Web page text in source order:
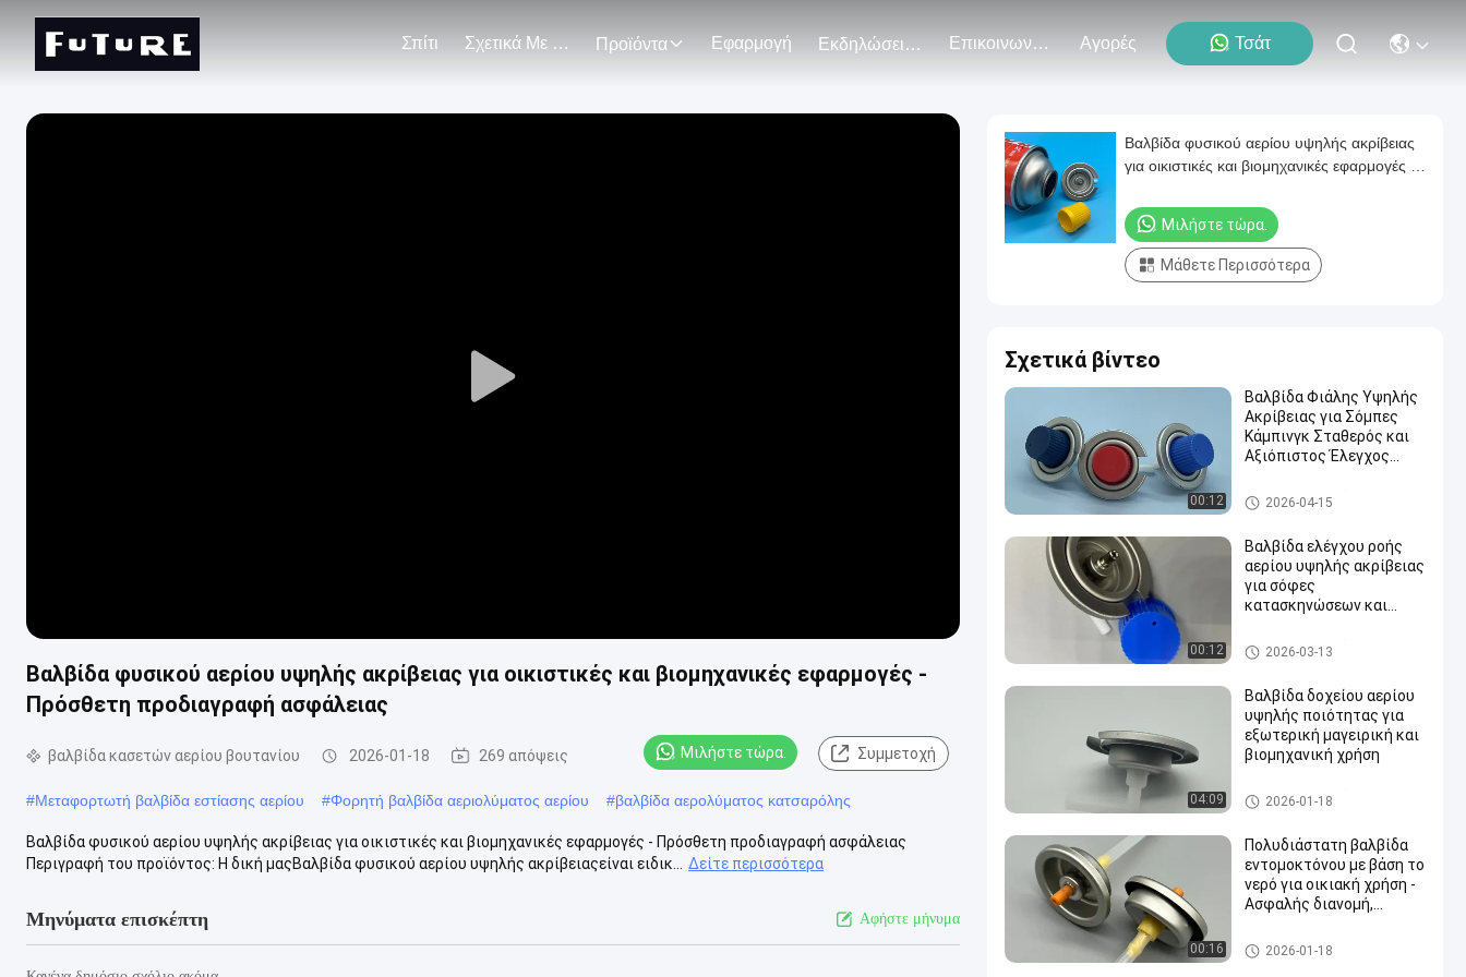
Σπίτι Σχετικά Με Εμάς Προϊόντα Εφαρμογή Εκδηλώσεις Επικοινωνήστε Μαζί Μας Αγορές Τσάτ
Play
Βαλβίδα φυσικού αερίου υψηλής ακρίβειας για οικιστικές και βιομηχανικές εφαρμογές -
Πρόσθετη προδιαγραφή ασφάλειας
βαλβίδα κασετών αερίου βουτανίου 2026-01-18 269 απόψεις Μιλήστε τώρα. Συμμετοχή
#Μεταφορτωτή βαλβίδα εστίασης αερίου #Φορητή βαλβίδα αεριολύματος αερίου #βαλβίδα αερολύματος κατσαρόλης
Βαλβίδα φυσικού αερίου υψηλής ακρίβειας για οικιστικές και βιομηχανικές εφαρμογές - Πρόσθετη προδιαγραφή ασφάλειας
Περιγραφή του προϊόντος: Η δική μαςΒαλβίδα φυσικού αερίου υψηλής ακρίβειαςείναι ειδικ...
Δείτε περισσότερα
Μηνύματα επισκέπτη Αφήστε μήνυμα
Βαλβίδα φυσικού αερίου υψηλής ακρίβειας
για οικιστικές και βιομηχανικές εφαρμογές -
Μιλήστε τώρα.
Μάθετε Περισσότερα
Σχετικά βίντεο
00:12
Βαλβίδα Φιάλης Υψηλής
Ακρίβειας για Σόμπες
Κάμπινγκ Σταθερός και
Αξιόπιστος Έλεγχος
βαλβίδα κασετών αερίου βο
υτανίου
2026-04-15
00:12
Βαλβίδα ελέγχου ροής
αερίου υψηλής ακρίβειας
για σόφες
κατασκηνώσεων και
βαλβίδα κασετών αερίου βο
υτανίου
2026-03-13
04:09
Βαλβίδα δοχείου αερίου
υψηλής ποιότητας για
εξωτερική μαγειρική και
βιομηχανική χρήση
βαλβίδα κασετών αερίου βο
υτανίου
2026-01-18
00:16
Πολυδιάστατη βαλβίδα
εντομοκτόνου με βάση το
νερό για οικιακή χρήση -
Ασφαλής διανομή,
water alcohol based insecticid
e valve
2026-01-18